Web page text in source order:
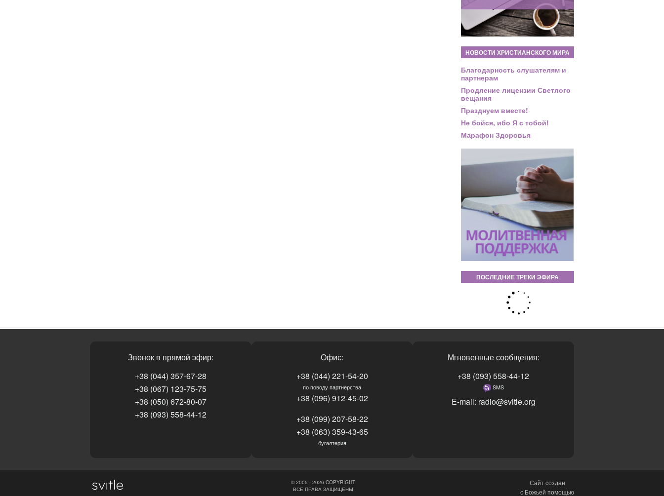
НОВОСТИ ХРИСТИАНСКОГО МИРА
Благодарность слушателям и
партнерам
Продление лицензии Светлого
вещания
Празднуем вместе!
Не бойся, ибо Я с тобой!
Марафон Здоровья
ПОСЛЕДНИЕ ТРЕКИ ЭФИРА
Звонок в прямой эфир:
+38 (044) 357-67-28
+38 (067) 123-75-75
+38 (050) 672-80-07
+38 (093) 558-44-12
Офис:
+38 (044) 221-54-20
по поводу партнерства
+38 (096) 912-45-02
+38 (099) 207-58-22
+38 (063) 359-43-65
бугалтерия
Мгновенные сообщения:
+38 (093) 558-44-12
SMS
E-mail: radio@svitle.org
Сайт создан
с Божьей помощью
© 2005 - 2026 COPYRIGHT
ВСЕ ПРАВА ЗАЩИЩЕНЫ